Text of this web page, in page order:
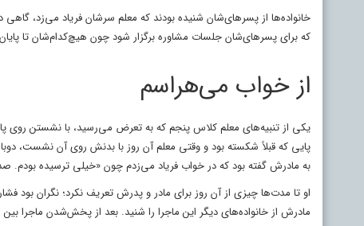
خانواده‌ها از پسرهای‌شان شنیده بودند که معلم سرشان فریاد می‌زد،
که برای پسرهای‌شان جلسات مشاوره برگزار شود چون هیچ‌کدام‌شان تا
از خواب می‌هراسم
یکی از تنبیه‌های معلم کلاس پنجم که به تعرض می‌رسید، با نشستن روی
پایی که قبلاً شکسته بود و وقتی معلم آن روز با بدنش روی آن نشست،
به مادرش گفته بود که در خواب فریاد می‌زدم چون «خیلی ترسیده بودم.
او تا مدت‌ها چیزی از آن روز برای مادر و پدرش تعریف نکرد؛ نگران بود
مادرش از خانواده‌های دیگر این ماجرا را شنید. بعد از پخش‌شدن ماجرا